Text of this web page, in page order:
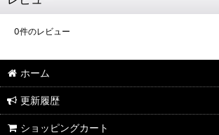
0件のレビュー
ホーム
更新履歴
ショッピングカート